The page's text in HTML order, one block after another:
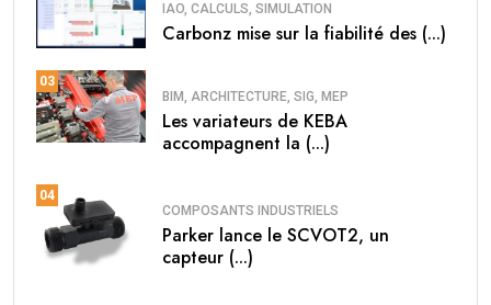
IAO, CALCULS, SIMULATION
Carbonz mise sur la fiabilité des (...)
03
BIM, ARCHITECTURE, SIG, MEP
Les variateurs de KEBA
accompagnent la (...)
04
COMPOSANTS INDUSTRIELS
Parker lance le SCVOT2, un
capteur (...)